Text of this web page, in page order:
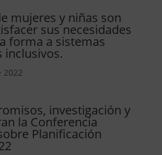
mujeres y niñas son
sus necesidades
forma a sistemas
inclusivos.
2022
investigación y
la Conferencia
Planificación